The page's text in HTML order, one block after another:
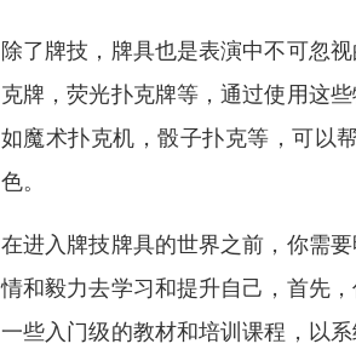
除了牌技，牌具也是表演中不可忽
克牌，荧光扑克牌等，通过使用这
如魔术扑克机，骰子扑克等，可以
色。
在进入牌技牌具的世界之前，你需
情和毅力去学习和提升自己，首先
一些入门级的教材和培训课程，以